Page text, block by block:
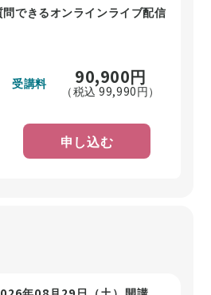
問できるオンラインライブ配信
受講料 90,900円
（税込99,990円）
申し込む